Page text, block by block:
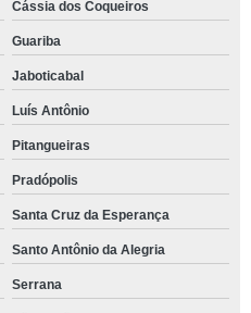
Cássia dos Coqueiros
Guariba
Jaboticabal
Luís Antônio
Pitangueiras
Pradópolis
Santa Cruz da Esperança
Santo Antônio da Alegria
Serrana